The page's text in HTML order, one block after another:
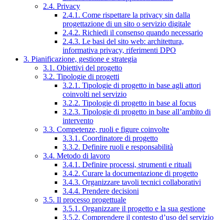
2.4. Privacy
2.4.1. Come rispettare la privacy sin dalla
progettazione di un sito o servizio digitale
2.4.2. Richiedi il consenso quando necessario
2.4.3. Le basi del sito web: architettura,
informativa privacy, riferimenti DPO
3. Pianificazione, gestione e strategia
3.1. Obiettivi del progetto
3.2. Tipologie di progetti
3.2.1. Tipologie di progetto in base agli attori
coinvolti nel servizio
3.2.2. Tipologie di progetto in base al focus
3.2.3. Tipologie di progetto in base all’ambito di
intervento
3.3. Competenze, ruoli e figure coinvolte
3.3.1. Coordinatore di progetto
3.3.2. Definire ruoli e responsabilità
3.4. Metodo di lavoro
3.4.1. Definire processi, strumenti e rituali
3.4.2. Curare la documentazione di progetto
3.4.3. Organizzare tavoli tecnici collaborativi
3.4.4. Prendere decisioni
3.5. Il processo progettuale
3.5.1. Organizzare il progetto e la sua gestione
3.5.2. Comprendere il contesto d’uso del servizio